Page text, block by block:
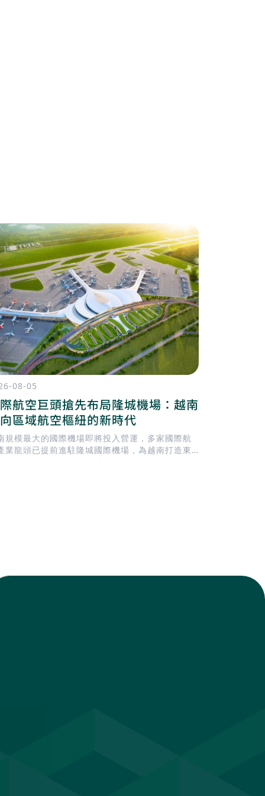
08-05
航空巨頭搶先布局隆城機場：越南
區域航空樞紐的新時代
規模最大的國際機場即將投入營運，多家國際航
業龍頭已提前進駐隆城國際機場，為越南打造東